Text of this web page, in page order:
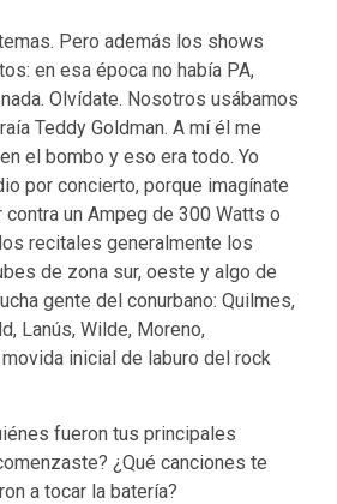
Pero además los shows
en esa época no había PA,
Olvídate. Nosotros usábamos
Teddy Goldman. A mí él me
el bombo y eso era todo. Yo
por concierto, porque imagínate
contra un Ampeg de 300 Watts o
recitales generalmente los
de zona sur, oeste y algo de
gente del conurbano: Quilmes,
Lanús, Wilde, Moreno,
movida inicial de laburo del rock
fueron tus principales
¿Qué canciones te
a tocar la batería?